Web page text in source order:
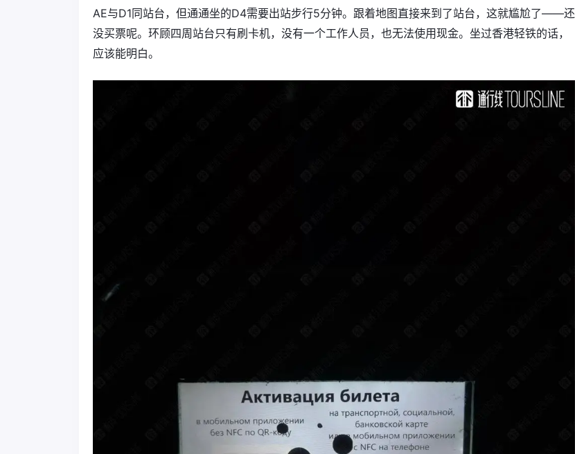
AE与D1同站台，但通通坐的D4需要出站步行5分钟。跟着地图直接来到了站台，这就尴尬了——还
没买票呢。环顾四周站台只有刷卡机，没有一个工作人员，也无法使用现金。坐过香港轻铁的话，
应该能明白。